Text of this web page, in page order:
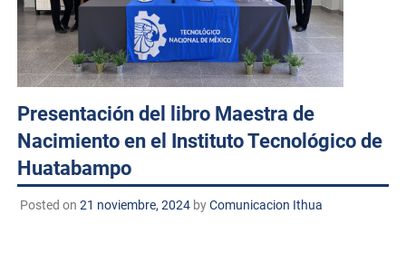
Presentación del libro Maestra de
Nacimiento en el Instituto Tecnológico de
Huatabampo
Posted on 21 noviembre, 2024byComunicacion Ithua